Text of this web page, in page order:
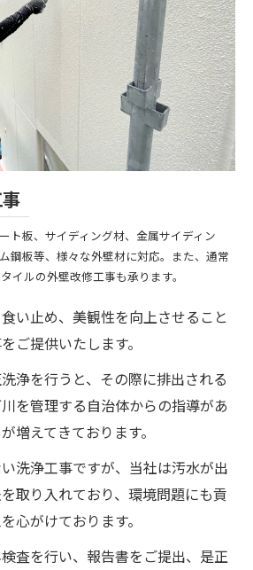
ト板、サイディング材、金属サイディン
鋼板等、様々な外壁材に対応。また、通常
イルの外壁改修工事も承ります。
い止め、美観性を向上させること
ご提供いたします。
浄を行うと、その際に排出される
を管理する自治体からの指導があ
増えてきております。
洗浄工事ですが、当社は汚水が出
取り入れており、環境問題にも貢
心がけております。
査を行い、報告書をご提出、是正